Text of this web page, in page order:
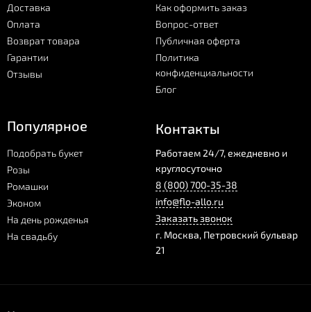
Доставка
Оплата
Возврат товара
Гарантии
Отзывы
Как оформить заказ
Вопрос-ответ
Публичная оферта
Политика
конфиденциальности
Блог
Популярное
Подобрать букет
Розы
Ромашки
Эконом
На день рожденья
На свадьбу
Контакты
Работаем 24/7, ежедневно и
круглосуточно
8 (800) 700-35-38
info@flo-allo.ru
Заказать звонок
г. Москва, Петровский бульвар
21